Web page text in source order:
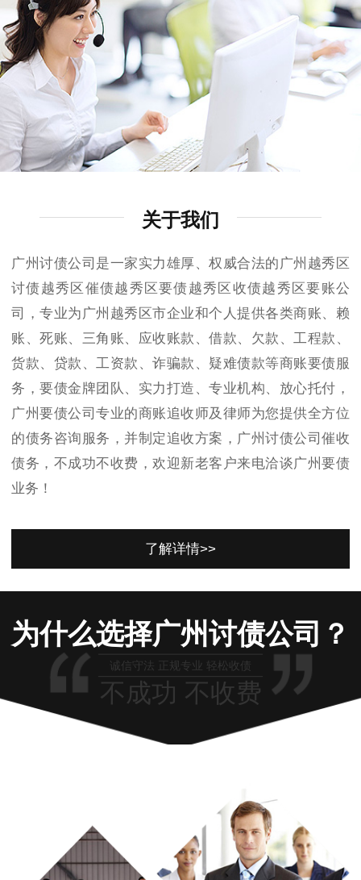
关于我们
广州讨债公司是一家实力雄厚、权威合法的广州越秀区
讨债越秀区催债越秀区要债越秀区收债越秀区要账公
司，专业为广州越秀区市企业和个人提供各类商账、赖
账、死账、三角账、应收账款、借款、欠款、工程款、
货款、贷款、工资款、诈骗款、疑难债款等商账要债服
务，要债金牌团队、实力打造、专业机构、放心托付，
广州要债公司专业的商账追收师及律师为您提供全方位
的债务咨询服务，并制定追收方案，广州讨债公司催收
债务，不成功不收费，欢迎新老客户来电洽谈广州要债
业务！
了解详情>>
为什么选择广州讨债公司？
诚信守法 正规专业 轻松收债
不成功 不收费